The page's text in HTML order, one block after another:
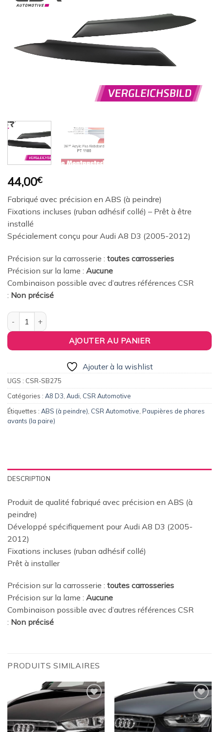
à la
wishlist
44,00€
Fabriqué avec précision en ABS (à peindre)
Fixations incluses (ruban adhésif collé) – Prêt à être
installé
Spécialement conçu pour Audi A8 D3 (2005-2012)
Précision sur la carrosserie : toutes carrosseries
Précision sur la lame : Aucune
Combinaison possible avec d’autres références CSR
: Non précisé
quantité de CSR Automotive France - Paupières de phares
AJOUTER AU PANIER
Ajouter à la wishlist
UGS : CSR-SB275
Catégories : A8 D3 Audi CSR Automotive
Étiquettes : ABS (à peindre) CSR Automotive Paupières de phares
avants (la paire)
DESCRIPTION
Produit de qualité fabriqué avec précision en ABS (à
peindre)
Développé spécifiquement pour Audi A8 D3 (2005-
2012)
Fixations incluses (ruban adhésif collé)
Prêt à installer
Précision sur la carrosserie : toutes carrosseries
Précision sur la lame : Aucune
Combinaison possible avec d’autres références CSR
: Non précisé
PRODUITS SIMILAIRES
Ajouter
à la
wishlist
Ajouter
à la
wishlist